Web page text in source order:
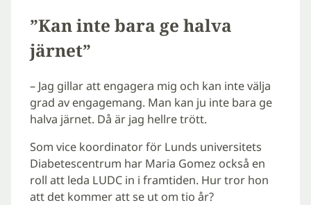
”Kan inte bara ge halva
järnet”
– Jag gillar att engagera mig och kan inte välja
grad av engagemang. Man kan ju inte bara ge
halva järnet. Då är jag hellre trött.
Som vice koordinator för Lunds universitets
Diabetescentrum har Maria Gomez också en
roll att leda LUDC in i framtiden. Hur tror hon
att det kommer att se ut om tio år?